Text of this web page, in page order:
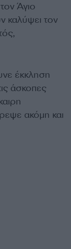
Άγιο
καλύψει τον
έκκληση
άσκοπες
ακόμη και